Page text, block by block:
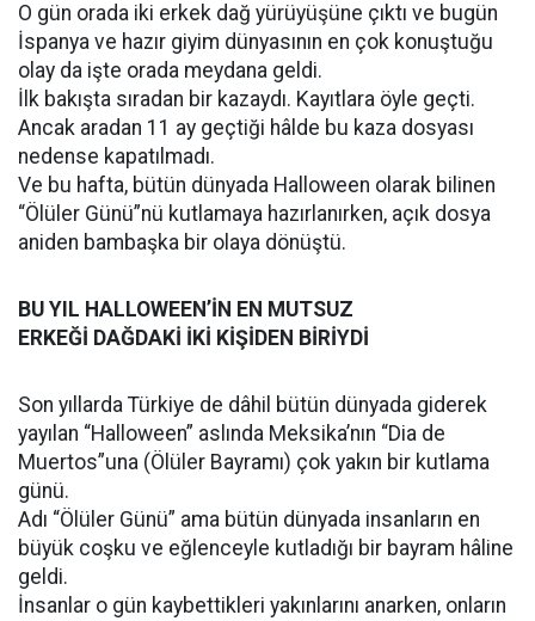
O gün orada iki erkek dağ yürüyüşüne çıktı ve bugün
İspanya ve hazır giyim dünyasının en çok konuştuğu
olay da işte orada meydana geldi.
İlk bakışta sıradan bir kazaydı. Kayıtlara öyle geçti.
Ancak aradan 11 ay geçtiği hâlde bu kaza dosyası
nedense kapatılmadı.
Ve bu hafta, bütün dünyada Halloween olarak bilinen
“Ölüler Günü”nü kutlamaya hazırlanırken, açık dosya
aniden bambaşka bir olaya dönüştü.
BU YIL HALLOWEEN’İN EN MUTSUZ
ERKEĞİ DAĞDAKİ İKİ KİŞİDEN BİRİYDİ
Son yıllarda Türkiye de dâhil bütün dünyada giderek
yayılan “Halloween” aslında Meksika’nın “Dia de
Muertos”una (Ölüler Bayramı) çok yakın bir kutlama
günü.
Adı “Ölüler Günü” ama bütün dünyada insanların en
büyük coşku ve eğlenceyle kutladığı bir bayram hâline
geldi.
İnsanlar o gün kaybettikleri yakınlarını anarken, onların